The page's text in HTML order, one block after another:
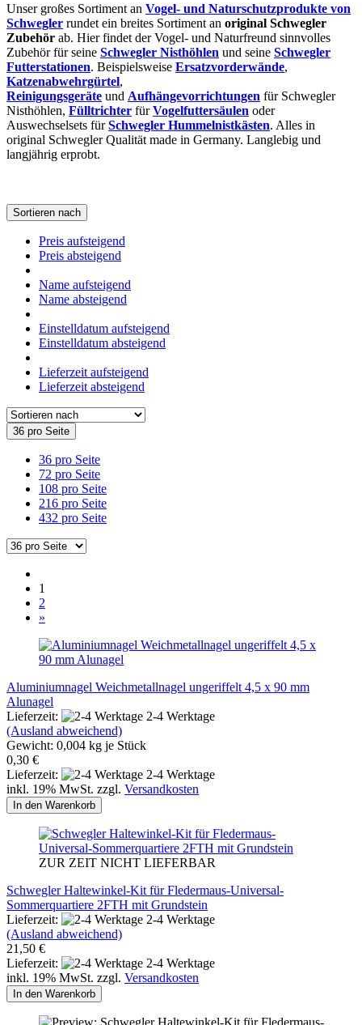
Unser großes Sortiment an Vogel- und Naturschutzprodukte von
Schwegler rundet ein breites Sortiment an original Schwegler
Zubehör ab. Hier findet der Vogel- und Naturfreund sinnvolles
Zubehör für seine Schwegler Nisthöhlen und seine Schwegler
Futterstationen. Beispielsweise Ersatzvorderwände,
Katzenabwehrgürtel,
Reinigungsgeräte und Aufhängevorrichtungen für Schwegler
Nisthöhlen, Fülltrichter fürVogelfuttersäulen oder
Auswechselsets fürSchwegler Hummelnistkästen. Alles in
original Schwegler Qualität made in Germany. Langlebig und
langjährig erprobt.
Sortieren nach
Preis aufsteigend
Preis absteigend
Name aufsteigend
Name absteigend
Einstelldatum aufsteigend
Einstelldatum absteigend
Lieferzeit aufsteigend
Lieferzeit absteigend
36 pro Seite
36 pro Seite
72 pro Seite
108 pro Seite
216 pro Seite
432 pro Seite
1
2
»
Aluminiumnagel Weichmetallnagel ungeriffelt 4,5 x 90 mm
Alunagel
Lieferzeit:
2-4 Werktage
(Ausland abweichend)
Gewicht: 0,004 kg je Stück
0,30 €
Lieferzeit:
2-4 Werktage
inkl. 19% MwSt. zzgl. Versandkosten
In den Warenkorb
ZUR ZEIT NICHT LIEFERBAR
Schwegler Haltewinkel-Kit für Fledermaus-Universal-
Sommerquartiere 2FTH mit Grundstein
Lieferzeit:
2-4 Werktage
(Ausland abweichend)
21,50 €
Lieferzeit:
2-4 Werktage
inkl. 19% MwSt. zzgl. Versandkosten
In den Warenkorb